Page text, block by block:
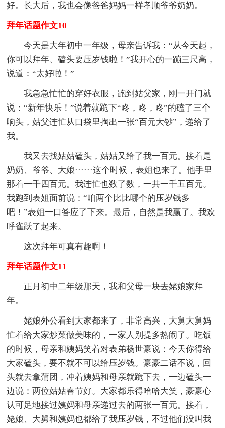
好。长大后，我也会像爸爸妈妈一样孝顺爷爷奶奶。
拜年话题作文10
今天是大年初中一年级，母亲告诉我：“从今天起，
你可以拜年、磕头要压岁钱啦！”我开心的一蹦三尺高，
说道：“太好啦！”
我急急忙忙的穿好衣服，跑到姑父家，刚一开门就
说：“新年快乐！”说着就跪下“咚，咚，咚”的磕了三个
响头，姑父连忙从口袋里掏出一张“百元大钞”，递给了
我。
我又去找姑姑磕头，姑姑又给了我一百元。接着是
奶奶、爷爷、大娘······这个时候，表姐也来了。他手里
那着一千四百元。我连忙也数了数，一共一千五百元。
我跑到表姐面前说：“咱两个比比哪个的压岁钱多
吧！”表姐一口答应了下来。最后，自然是我赢了。我欢
呼雀跃了起来。
这次拜年可真有趣啊！
拜年话题作文11
正月初中二年级那天，我和父母一块去姥娘家拜
年。
姥娘外公看到大家都来了，非常高兴，大舅大舅妈
忙着给大家炒菜做美味的，一家人别提多热闹了。吃饭
的时候，母亲和姨妈笑着对表弟杨世豪说：今天你得给
大家磕头，要不就不可以给压岁钱。豪豪二话不说，回
头就去拿蒲团，冲着姨妈和母亲就跪下去，一边磕头一
边说：两位姑姑春节好。大家都乐得哈哈大笑，豪豪心
认可足地接过姨妈和母亲递过去的两张一百元。接着，
姥娘、大舅和姨妈也都给了我压岁钱，不过他们没叫我